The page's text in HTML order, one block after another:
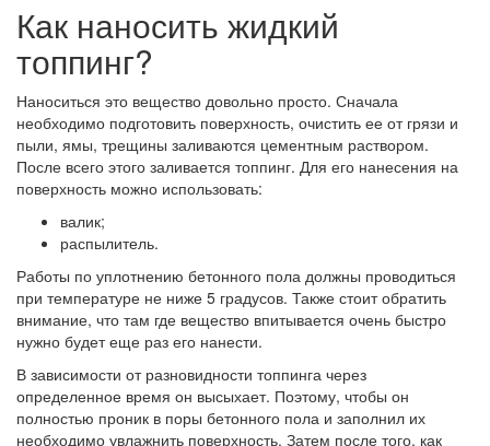
Как наносить жидкий
топпинг?
Наноситься это вещество довольно просто. Сначала
необходимо подготовить поверхность, очистить ее от грязи и
пыли, ямы, трещины заливаются цементным раствором.
После всего этого заливается топпинг. Для его нанесения на
поверхность можно использовать:
валик;
распылитель.
Работы по уплотнению бетонного пола должны проводиться
при температуре не ниже 5 градусов. Также стоит обратить
внимание, что там где вещество впитывается очень быстро
нужно будет еще раз его нанести.
В зависимости от разновидности топпинга через
определенное время он высыхает. Поэтому, чтобы он
полностью проник в поры бетонного пола и заполнил их
необходимо увлажнить поверхность. Затем после того, как